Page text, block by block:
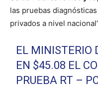
las pruebas
privados a nivel
EL MINISTERIO
EN $45.08 EL
PRUEBA RT –